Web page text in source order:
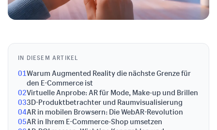
IN DIESEM ARTIKEL
01Warum Augmented Reality die nächste Grenze für
den E-Commerce ist
02Virtuelle Anprobe: AR für Mode, Make-up und Brillen
033D-Produktbetrachter und Raumvisualisierung
04AR in mobilen Browsern: Die WebAR-Revolution
05AR in Ihrem E-Commerce-Shop umsetzen